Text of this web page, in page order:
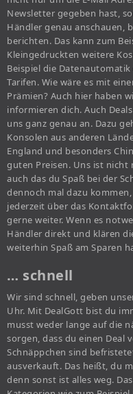
Newsletter gegeben hast,
Händler genau anschauen,
berichten. Das kann zum
Kleingedruckten weitere
Beispiel die
Tarifen. Wie wäre es mit
Prämien? Auch hier haben
informieren dich. Auch
uns ganz genau an. Dazu
Konsolen aus anderen
England und besonders
guten Preisen. Uns ist nicht
auch das du Spaß bei der
dennoch mal dazu
jederzeit über das
gerne weiter. Wenn es
Händler direkt und klären
weiterhin Spaß am Sparen
… schnell
Wir sind schnell, geben
Uhr. Mit DealGott bist du
musst weder lange auf die
sorgen, dass du einen Deal
Schnäppchen sind
ausverkauft. Das heißt, du
denn sonst ist alles weg.